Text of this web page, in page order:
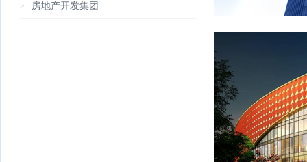
> 房地产开发集团